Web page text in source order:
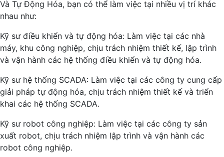
Và Tự Động Hóa, bạn có thể làm việc tại nhiều vị trí khác
nhau như:
Kỹ sư điều khiển và tự động hóa: Làm việc tại các nhà
máy, khu công nghiệp, chịu trách nhiệm thiết kế, lập trình
và vận hành các hệ thống điều khiển và tự động hóa.
Kỹ sư hệ thống SCADA: Làm việc tại các công ty cung cấp
giải pháp tự động hóa, chịu trách nhiệm thiết kế và triển
khai các hệ thống SCADA.
Kỹ sư robot công nghiệp: Làm việc tại các công ty sản
xuất robot, chịu trách nhiệm lập trình và vận hành các
robot công nghiệp.